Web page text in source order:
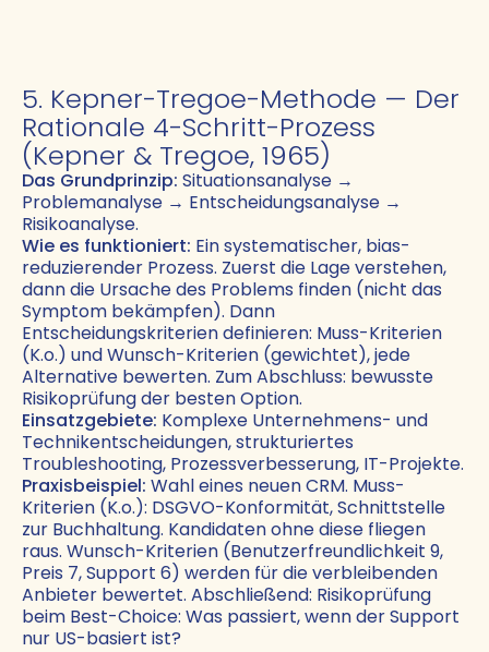
5. Kepner-Tregoe-Methode — Der
Rationale 4-Schritt-Prozess
(Kepner & Tregoe, 1965)
Das Grundprinzip: Situationsanalyse →
Problemanalyse → Entscheidungsanalyse →
Risikoanalyse.
Wie es funktioniert: Ein systematischer, bias-
reduzierender Prozess. Zuerst die Lage verstehen,
dann die Ursache des Problems finden (nicht das
Symptom bekämpfen). Dann
Entscheidungskriterien definieren: Muss-Kriterien
(K.o.) und Wunsch-Kriterien (gewichtet), jede
Alternative bewerten. Zum Abschluss: bewusste
Risikoprüfung der besten Option.
Einsatzgebiete: Komplexe Unternehmens- und
Technikentscheidungen, strukturiertes
Troubleshooting, Prozessverbesserung, IT-Projekte.
Praxisbeispiel: Wahl eines neuen CRM. Muss-
Kriterien (K.o.): DSGVO-Konformität, Schnittstelle
zur Buchhaltung. Kandidaten ohne diese fliegen
raus. Wunsch-Kriterien (Benutzerfreundlichkeit 9,
Preis 7, Support 6) werden für die verbleibenden
Anbieter bewertet. Abschließend: Risikoprüfung
beim Best-Choice: Was passiert, wenn der Support
nur US-basiert ist?